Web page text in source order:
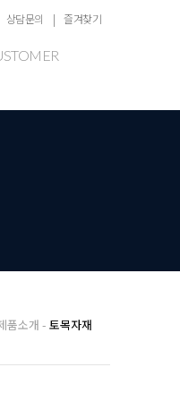
상담문의 즐겨찾기
품소개 토목자재